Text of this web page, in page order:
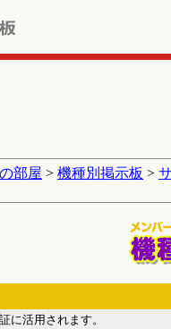
部屋 > 機種別掲示板 >
に活用されます。